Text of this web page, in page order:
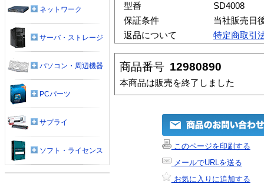
型番
SD4008
保証条件
当社販売日
返品について
特定商取引
商品番号 12980890
本商品は販売を終了しました
このページを印刷する
メールでURLを送る
お気に入りに追加する
ネットワーク
サーバ・ストレージ
パソコン・周辺機器
PCパーツ
サプライ
ソフト・ライセンス